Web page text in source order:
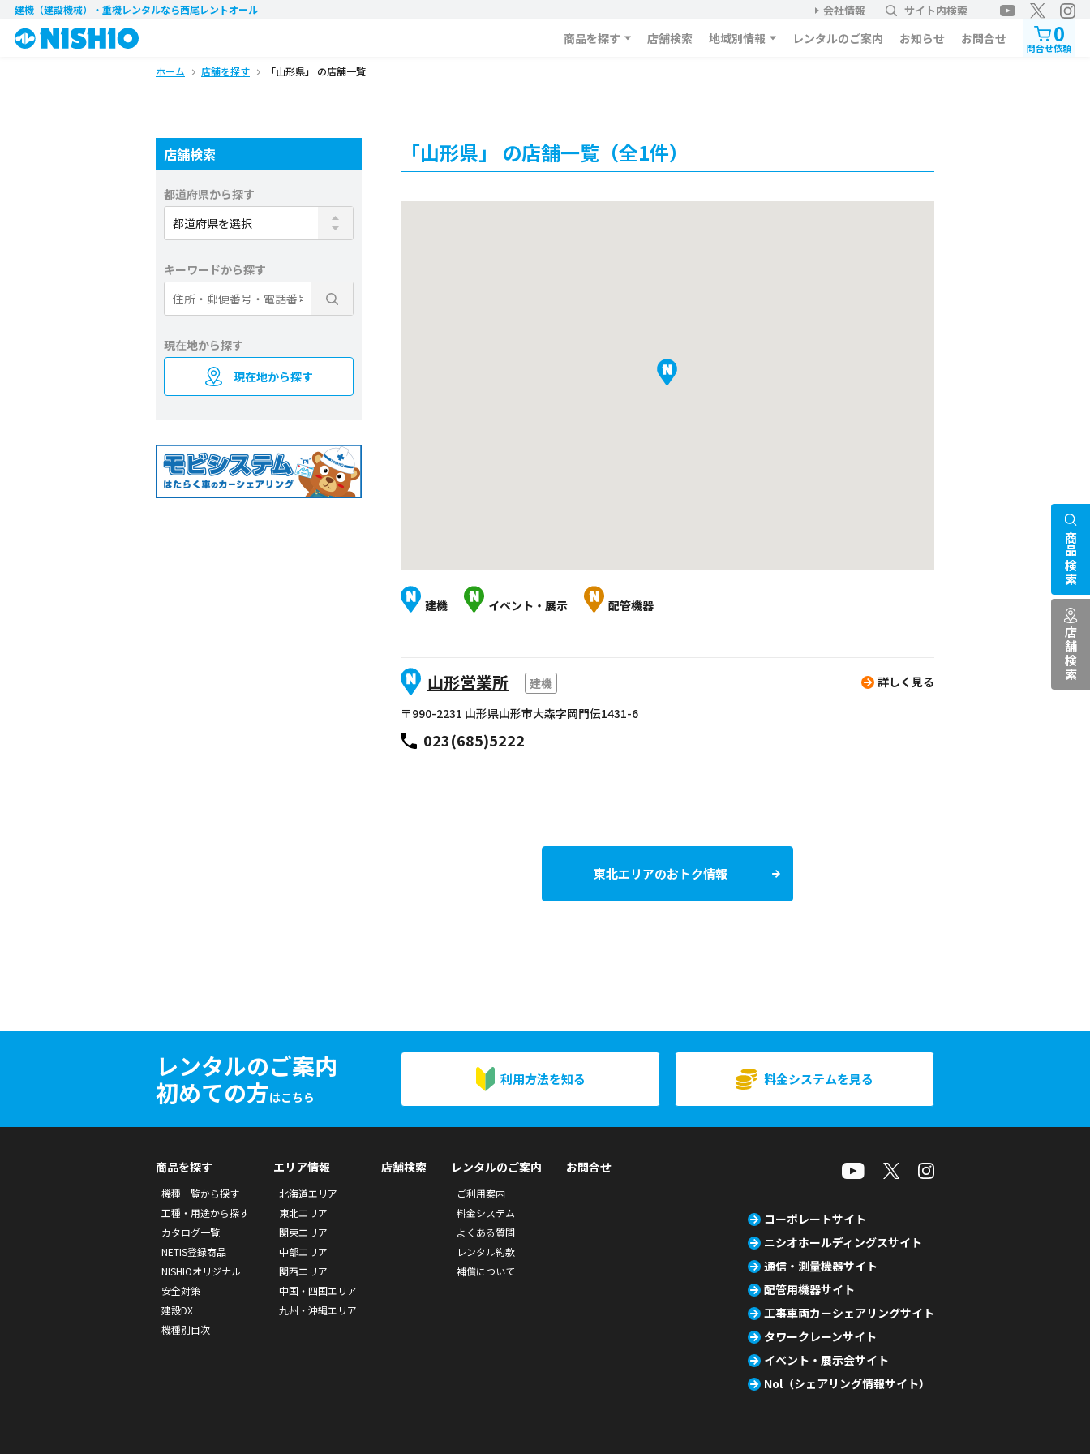
建機（建設機械）・重機レンタルなら西尾レントオール 会社情報 サイト内検索
商品を探す 店舗検索 地域別情報 レンタルのご案内 お知らせ お問合せ 0
問合せ依頼
ホーム 店舗を探す 「山形県」 の店舗一覧
「山形県」 の店舗一覧（全1件）
建機 イベント・展示 配管機器
山形営業所
建機
〒990-2231 山形県山形市大森字岡門伝1431-6
023(685)5222
詳しく見る
東北エリアのおトク情報
店舗検索
都道府県から探す
キーワードから探す
現在地から探す
現在地から探す
レンタルのご案内
初めての方はこちら
利用方法を知る 料金システムを見る
商品検索
店舗検索
商品を探す
機種一覧から探す
工種・用途から探す
カタログ一覧
NETIS登録商品
NISHIOオリジナル
安全対策
建設DX
機種別目次
エリア情報
北海道エリア
東北エリア
関東エリア
中部エリア
関西エリア
中国・四国エリア
九州・沖縄エリア
店舗検索 レンタルのご案内
ご利用案内
料金システム
よくある質問
レンタル約款
補償について
お問合せ
コーポレートサイト
ニシオホールディングスサイト
通信・測量機器サイト
配管用機器サイト
工事車両カーシェアリングサイト
タワークレーンサイト
イベント・展示会サイト
Nol（シェアリング情報サイト）